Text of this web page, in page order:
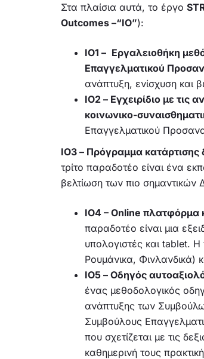
Στα πλαίσια αυτά, το έργο
Οutcomes –“IO”):
IO1 – Εργαλειοθήκη
Επαγγελματικού
ανάπτυξη, ενίσχυση και
IO2 – Εγχειρίδιο με τις
κοινωνικο-
Επαγγελματικού
IO3 – Πρόγραμμα κατάρτισης
τρίτο παραδοτέο είναι ένα
βελτίωση των πιο
IO4 – Online πλατφόρμα
παραδοτέο είναι μια
υπολογιστές και tablet.
Ρουμάνικα, Φινλανδικά)
IO5 – Οδηγός
ένας μεθοδολογικός
ανάπτυξης των
Συμβούλους
που σχετίζεται με τις
καθημερινή τους